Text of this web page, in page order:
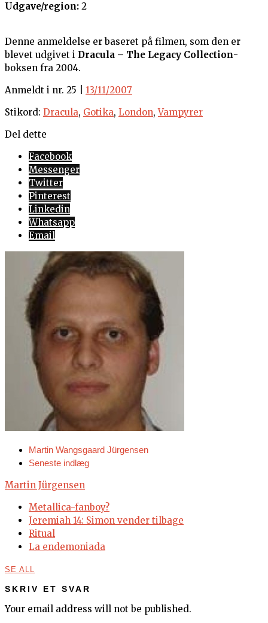
Udgave/region: 2
Denne anmeldelse er baseret på filmen, som den er
blevet udgivet i Dracula – The Legacy Collection-
boksen fra 2004.
Anmeldt i nr. 25 | 13/11/2007
Stikord: Dracula, Gotika, London,Vampyrer
Del dette
Facebook
Messenger
Twitter
Pinterest
Linkedin
Whatsapp
Email
Martin Wangsgaard Jürgensen
Seneste indlæg
Martin Jürgensen
Metallica-fanboy?
Jeremiah 14: Simon vender tilbage
Ritual
La endemoniada
SE ALL
SKRIV ET SVAR
Your email address will not be published.